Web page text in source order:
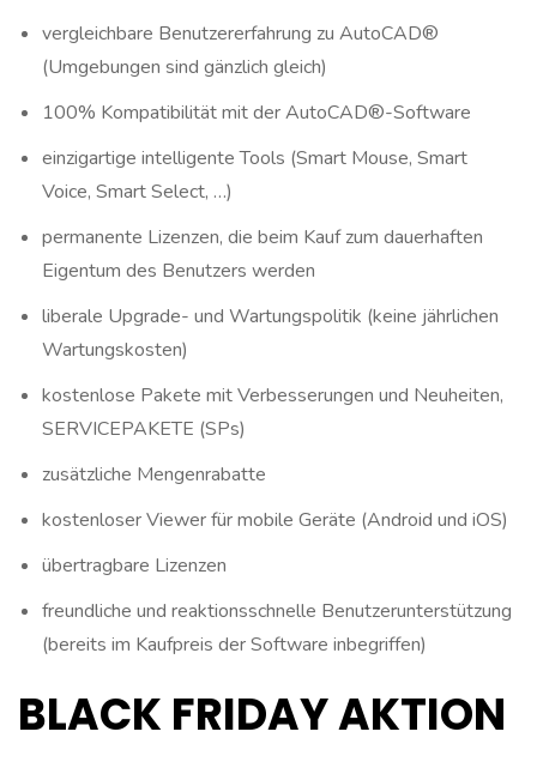
vergleichbare Benutzererfahrung zu AutoCAD®
(Umgebungen sind gänzlich gleich)
100% Kompatibilität mit der AutoCAD®-Software
einzigartige intelligente Tools (Smart Mouse, Smart
Voice, Smart Select, …)
permanente Lizenzen, die beim Kauf zum dauerhaften
Eigentum des Benutzers werden
liberale Upgrade- und Wartungspolitik (keine jährlichen
Wartungskosten)
kostenlose Pakete mit Verbesserungen und Neuheiten,
SERVICEPAKETE (SPs)
zusätzliche Mengenrabatte
kostenloser Viewer für mobile Geräte (Android und iOS)
übertragbare Lizenzen
freundliche und reaktionsschnelle Benutzerunterstützung
(bereits im Kaufpreis der Software inbegriffen)
BLACK FRIDAY AKTION